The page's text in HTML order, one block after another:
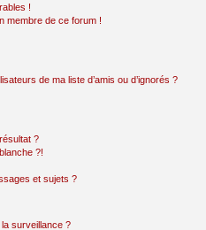
!
membre de ce forum !
de ma liste d’amis ou d’ignorés ?
?
?!
et sujets ?
surveillance ?